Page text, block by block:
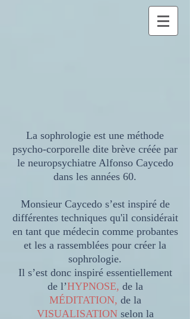
La sophrologie est une méthode
psycho-corporelle dite brève créée par
le neuropsychiatre Alfonso Caycedo
dans les années 60.
Monsieur Caycedo s’est inspiré de
différentes techniques qu'il considérait
en tant que médecin comme probantes
et les a rassemblées pour créer la
sophrologie.
Il s’est donc inspiré essentiellement
de l’HYPNOSE, de la
MÉDITATION, de la
VISUALISATION selon la